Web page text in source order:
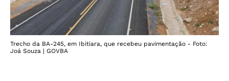
Trecho da BA-245, em Ibitiara, que recebeu pavimentação - Foto:
Joá Souza | GOVBA